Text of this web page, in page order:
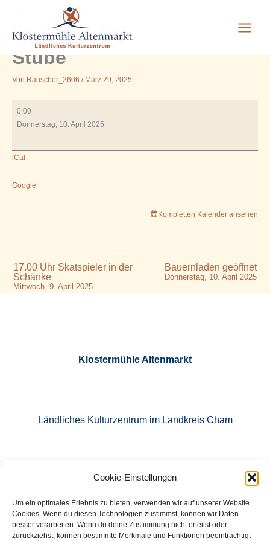
Cookie-Einstellungen
Um ein optimales Erlebnis zu bieten, verwenden wir auf unserer Website
Cookies. Wenn du diesen Technologien zustimmst, können wir Daten
besser verarbeiten. Wenn du deine Zustimmung nicht erteilst oder
zurückziehst, können bestimmte Merkmale und Funktionen beeinträchtigt
springen
18.00 Uhr Siemens -
Betriebsfeier in der Guten
Stube
Von Rauscher_2606 / März 29, 2025
Betriebsfeier
der
0:00
Donnerstag, 10. April 2025
iCal
Google
Kompletten Kalender ansehen
17.00 Uhr Skatspieler in der
Schänke
Mittwoch, 9. April 2025
Bauernladen geöffnet
Donnerstag, 10. April 2025
Klostermühle Altenmarkt
Ländliches Kulturzentrum im Landkreis Cham
E-Mail: info@klostermuehle-altenmarkt.de